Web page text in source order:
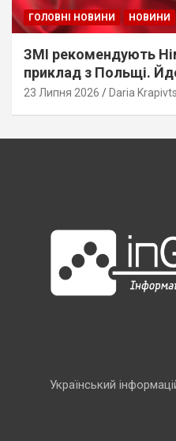
ГОЛОВНІ НОВИНИ НОВИНИ
ЗМІ рекомендують
приклад з Польщі.
до українців
23 Липня 2026 Daria
Український